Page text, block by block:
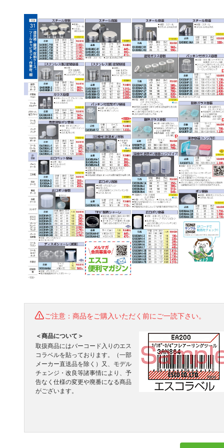
ご注意：商品をご購入いただく前にご一読下さい。
＜商品について＞
取扱商品にはバーコード入りのエス
コラベルを貼っております。（一部
メーカー直送品を除く）又、モデル
チェンジ・改良等諸事情により、予
告なく仕様の変更や廃番になる商品
がございます。